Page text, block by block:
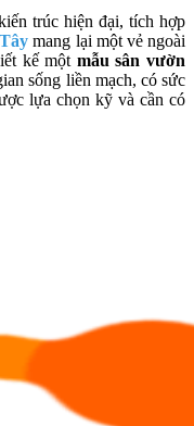
trúc hiện đại, tích hợp
mang lại một vẻ ngoài
kế một mẫu sân vườn
sống liền mạch, có sức
lựa chọn kỹ và cần có